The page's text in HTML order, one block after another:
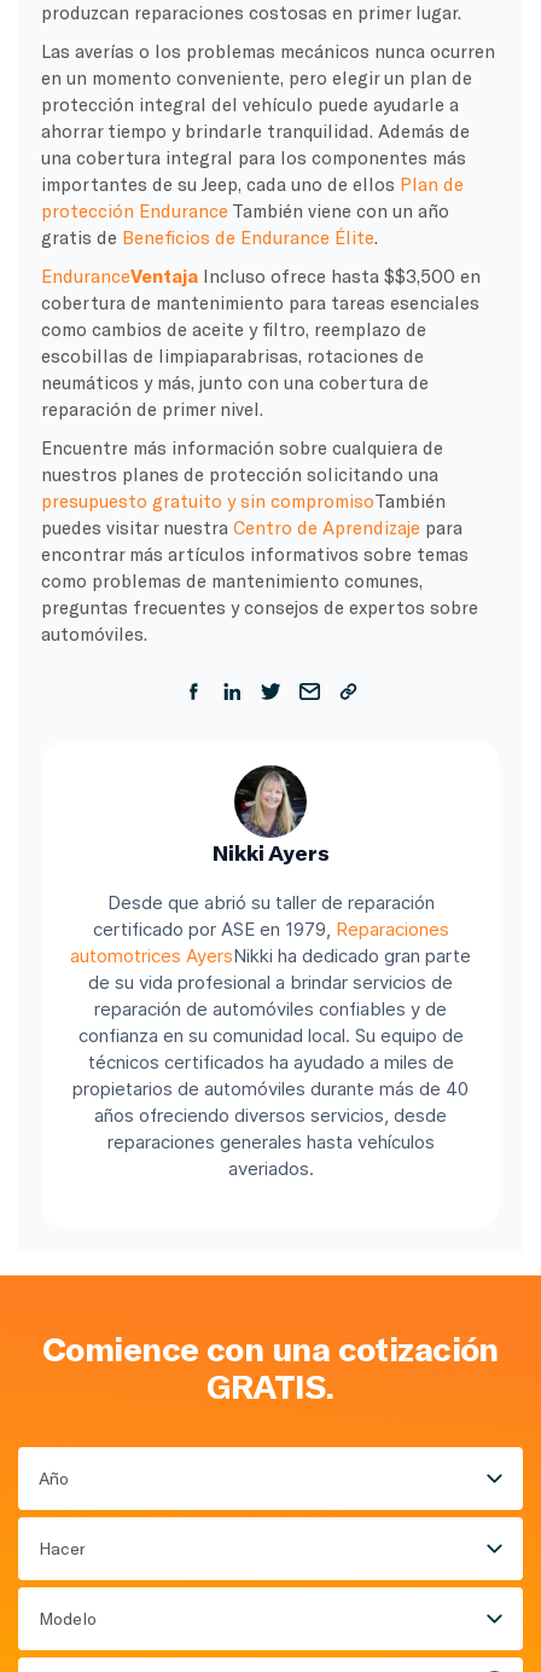
produzcan reparaciones costosas en primer lugar.
Las averías o los problemas mecánicos nunca ocurren
en un momento conveniente, pero elegir un plan de
protección integral del vehículo puede ayudarle a
ahorrar tiempo y brindarle tranquilidad. Además de
una cobertura integral para los componentes más
importantes de su Jeep, cada uno de ellos Plan de
protección Endurance También viene con un año
gratis de Beneficios de Endurance Élite
EnduranceVentajaIncluso ofrece hasta $$3,500 en
cobertura de mantenimiento para tareas esenciales
como cambios de aceite y filtro, reemplazo de
escobillas de limpiaparabrisas, rotaciones de
neumáticos y más, junto con una cobertura de
reparación de primer nivel.
Encuentre más información sobre cualquiera de
nuestros planes de protección solicitando una
presupuesto gratuito y sin compromisoTambién
puedes visitar nuestra Centro de Aprendizaje para
encontrar más artículos informativos sobre temas
como problemas de mantenimiento comunes,
preguntas frecuentes y consejos de expertos sobre
automóviles.
Nikki Ayers
Desde que abrió su taller de reparación
certificado por ASE en 1979, Reparaciones
automotrices AyersNikki ha dedicado gran parte
de su vida profesional a brindar servicios de
reparación de automóviles confiables y de
confianza en su comunidad local. Su equipo de
técnicos certificados ha ayudado a miles de
propietarios de automóviles durante más de 40
años ofreciendo diversos servicios, desde
reparaciones generales hasta vehículos
averiados.
Comience con una cotización
GRATIS.
Año
Hacer
Modelo